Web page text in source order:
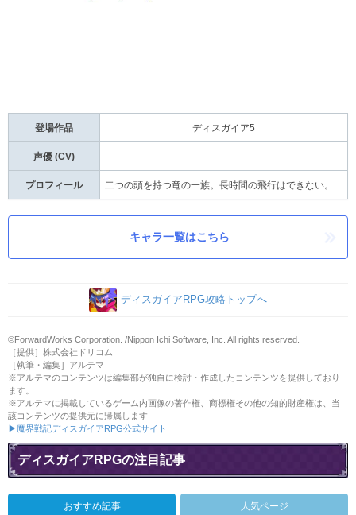
登場作品 ディスガイア5
声優 (CV) -
プロフィール 二つの頭を持つ竜の一族。長時間の飛行はできない。
キャラ一覧はこちら
ディスガイアRPG攻略トップへ
©ForwardWorks Corporation. /Nippon Ichi Software, Inc. All rights reserved.
［提供］株式会社ドリコム
［執筆・編集］アルテマ
※アルテマのコンテンツは編集部が独自に検討・作成したコンテンツを提供しており
ます。
※アルテマに掲載しているゲーム内画像の著作権、商標権その他の知的財産権は、当
該コンテンツの提供元に帰属します
▶魔界戦記ディスガイアRPG公式サイト
ディスガイアRPGの注目記事
おすすめ記事 人気ページ